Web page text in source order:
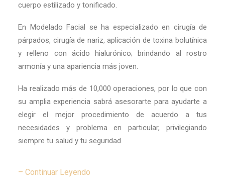
cuerpo estilizado y tonificado.
En Modelado Facial se ha especializado en cirugía de
párpados, cirugía de nariz, aplicación de toxina bolutínica
y relleno con ácido hialurónico; brindando al rostro
armonía y una apariencia más joven.
Ha realizado más de 10,000 operaciones, por lo que con
su amplia experiencia sabrá asesorarte para ayudarte a
elegir el mejor procedimiento de acuerdo a tus
necesidades y problema en particular, privilegiando
siempre tu salud y tu seguridad.
– Continuar Leyendo